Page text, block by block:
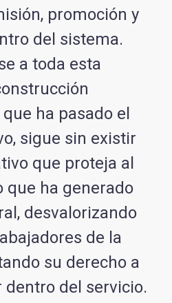
promoción y
del sistema.
a toda esta
ha pasado el
sigue sin existir
que proteja al
que ha generado
desvalorizando
de la
su derecho a
del servicio.